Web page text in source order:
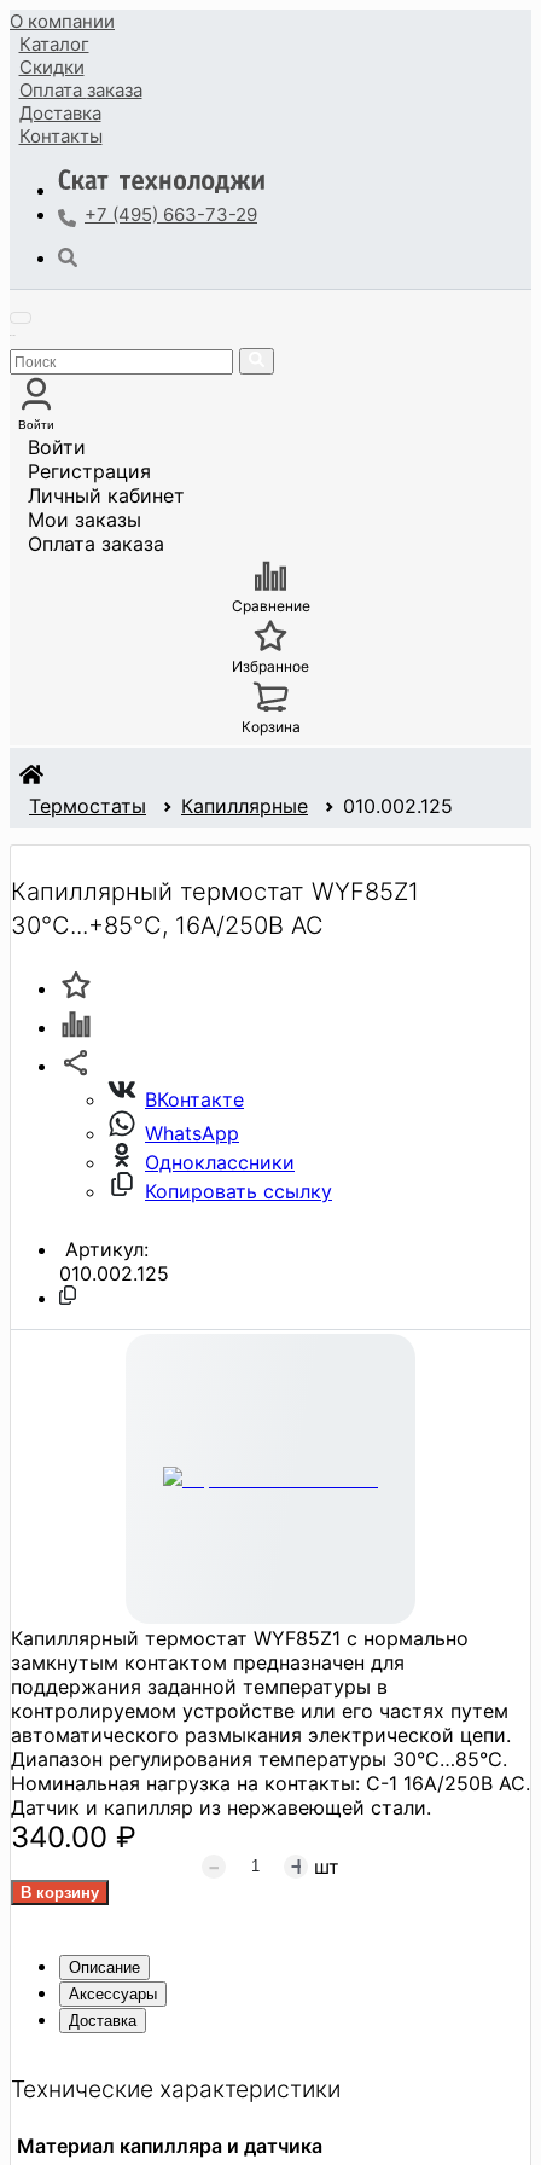
О компании
Каталог
Скидки
Оплата заказа
Доставка
Контакты
+7 (495) 663-73-29
Войти
Войти
Регистрация
Личный кабинет
Мои заказы
Оплата заказа
Сравнение
Избранное
Корзина
Термостаты Капиллярные 010.002.125
Капиллярный термостат WYF85Z1
30°C...+85°C, 16A/250В АС
ВКонтакте
WhatsApp
Одноклассники
Копировать ссылку
Артикул:
010.002.125
Капиллярный термостат WYF85Z1 с нормально
замкнутым контактом предназначен для
поддержания заданной температуры в
контролируемом устройстве или его частях путем
автоматического размыкания электрической цепи.
Диапазон регулирования температуры 30°C…85°C.
Номинальная нагрузка на контакты: C-1 16А/250В АС.
Датчик и капилляр из нержавеющей стали.
340.00 ₽
шт
Описание
Аксессуары
Доставка
Технические характеристики
Материал капилляра и датчика